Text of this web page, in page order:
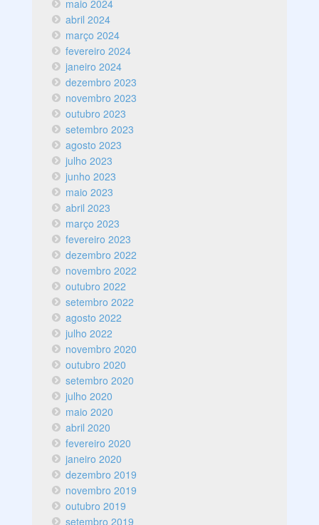
maio 2024
abril 2024
março 2024
fevereiro 2024
janeiro 2024
dezembro 2023
novembro 2023
outubro 2023
setembro 2023
agosto 2023
julho 2023
junho 2023
maio 2023
abril 2023
março 2023
fevereiro 2023
dezembro 2022
novembro 2022
outubro 2022
setembro 2022
agosto 2022
julho 2022
novembro 2020
outubro 2020
setembro 2020
julho 2020
maio 2020
abril 2020
fevereiro 2020
janeiro 2020
dezembro 2019
novembro 2019
outubro 2019
setembro 2019